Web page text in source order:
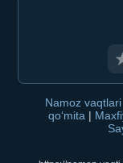
Namoz vaqtlari
qo‘mita |